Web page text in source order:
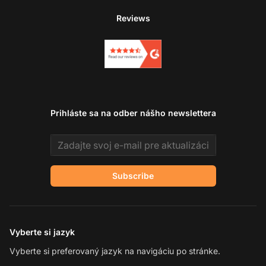
Reviews
Prihláste sa na odber nášho newslettera
Email address
Subscribe
Vyberte si jazyk
Vyberte si preferovaný jazyk na navigáciu po stránke.